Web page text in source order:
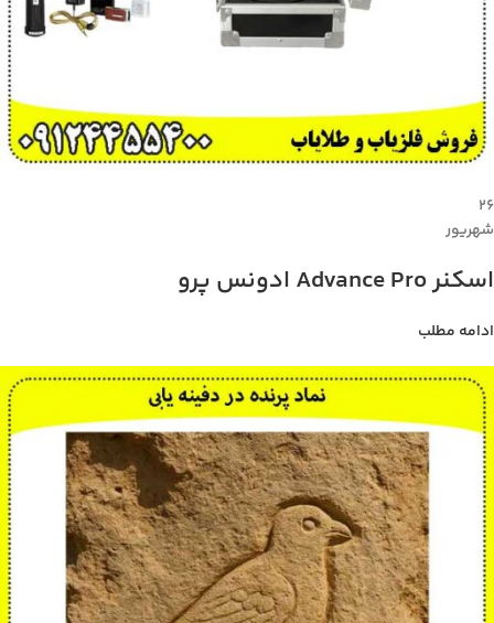
۲۶
شهریور
اسکنر Advance Pro ادونس پرو
ادامه مطلب